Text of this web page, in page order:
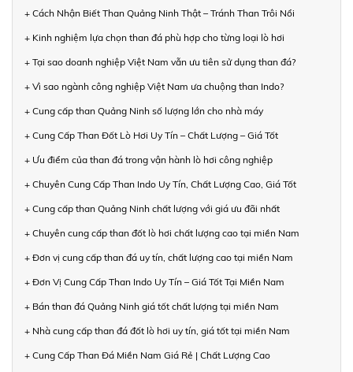
+ Cách Nhận Biết Than Quảng Ninh Thật – Tránh Than Trôi Nổi
+ Kinh nghiệm lựa chọn than đá phù hợp cho từng loại lò hơi
+ Tại sao doanh nghiệp Việt Nam vẫn ưu tiên sử dụng than đá?
+ Vì sao ngành công nghiệp Việt Nam ưa chuộng than Indo?
+ Cung cấp than Quảng Ninh số lượng lớn cho nhà máy
+ Cung Cấp Than Đốt Lò Hơi Uy Tín – Chất Lượng – Giá Tốt
+ Ưu điểm của than đá trong vận hành lò hơi công nghiệp
+ Chuyên Cung Cấp Than Indo Uy Tín, Chất Lượng Cao, Giá Tốt
+ Cung cấp than Quảng Ninh chất lượng với giá ưu đãi nhất
+ Chuyên cung cấp than đốt lò hơi chất lượng cao tại miền Nam
+ Đơn vị cung cấp than đá uy tín, chất lượng cao tại miền Nam
+ Đơn Vị Cung Cấp Than Indo Uy Tín – Giá Tốt Tại Miền Nam
+ Bán than đá Quảng Ninh giá tốt chất lượng tại miền Nam
+ Nhà cung cấp than đá đốt lò hơi uy tín, giá tốt tại miền Nam
+ Cung Cấp Than Đá Miền Nam Giá Rẻ | Chất Lượng Cao